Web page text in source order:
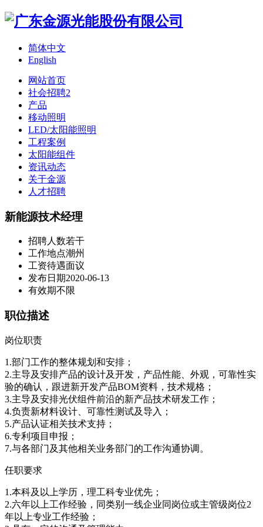
简体中文
English
网站首页
社会招聘2
产品
移动照明
LED/太阳能照明
工程案例
太阳能组件
资讯动态
关于金源
人才招聘
新能源技术经理
招聘人数若干
工作地点潮州
工资待遇面议
发布日期2020-06-13
有效期不限
职位描述
岗位职责
1.部门工作的整体规划和安排；
2.主导及安排产品的设计及开发，产品性能、外观，可靠性实
验的确认，跟进新开发产品BOM资料，技术规格；
3.主导及安排光伏组件前沿的新产品技术研发工作；
4.负责新材料设计、可靠性测试及导入；
5.产品认证相关技术支持；
6.专利项目申报；
7.与各部门及其他相关业务部门的工作沟通协调。
任职要求
1.本科及以上学历，理工科专业优先；
2.六年以上工作经验，同类别一线企业同岗位或主管级岗位2
年以上专业工作经验；